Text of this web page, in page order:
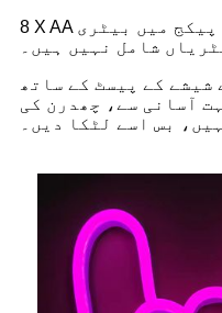
8 X AA بیٹریوں سے تقویت یافتہ، پیکج میں بیٹری
شامل نہیں ہیں۔
شیشے کے پیسٹ کے ساتھ
آسانی سے، چھدرن کی
بس اسے لٹکا دیں۔